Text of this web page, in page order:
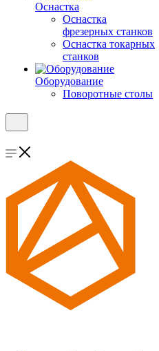
Оснастка
Оснастка
фрезерных станков
Оснастка токарных
станков
Оборудование
Поворотные столы